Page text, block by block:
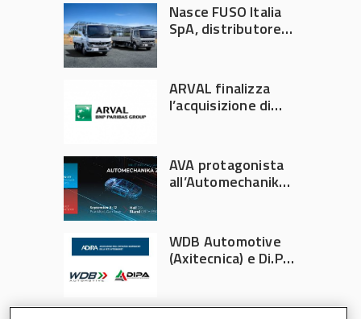
Nasce FUSO Italia
SpA, distributore
ARVAL finalizza
l’acquisizione di
AVA protagonista
all’Automechanika
WDB Automotive
(Axitecnica) e Di.Pa.